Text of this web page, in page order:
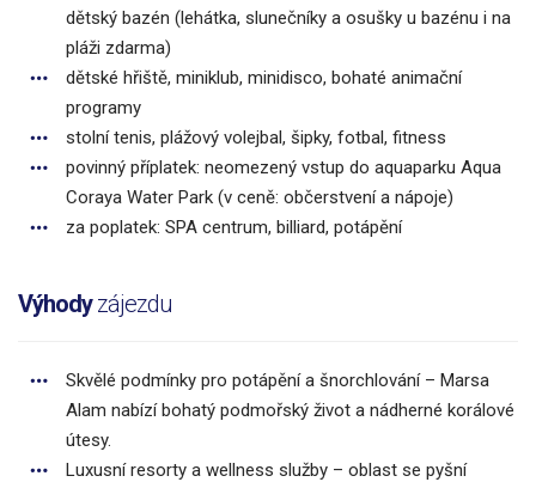
dětský bazén (lehátka, slunečníky a osušky u bazénu i na
pláži zdarma)
dětské hřiště, miniklub, minidisco, bohaté animační
programy
stolní tenis, plážový volejbal, šipky, fotbal, fitness
povinný příplatek: neomezený vstup do aquaparku Aqua
Coraya Water Park (v ceně: občerstvení a nápoje)
za poplatek: SPA centrum, billiard, potápění
Výhodyzájezdu
Skvělé podmínky pro potápění a šnorchlování – Marsa
Alam nabízí bohatý podmořský život a nádherné korálové
útesy.
Luxusní resorty a wellness služby – oblast se pyšní